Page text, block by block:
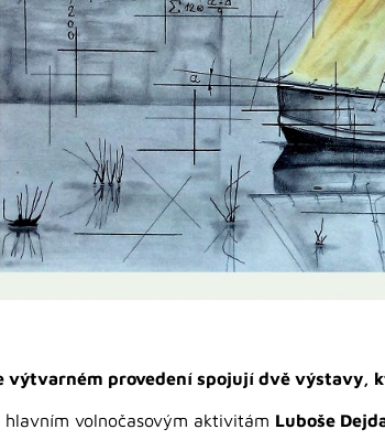
výtvarném provedení spojují dvě výstavy,
volnočasovým aktivitám Luboše